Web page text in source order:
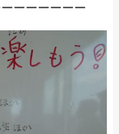
ーーーーーー